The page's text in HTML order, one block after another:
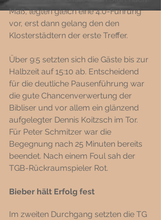
Maß, legten gleich eine 4:0-Führung
vor, erst dann gelang den den
Klosterstädtern der erste Treffer.
Über 9:5 setzten sich die Gäste bis zur
Halbzeit auf 15:10 ab. Entscheidend
für die deutliche Pausenführung war
die gute Chancenverwertung der
Bibliser und vor allem ein glänzend
aufgelegter Dennis Koitzsch im Tor.
Für Peter Schmitzer war die
Begegnung nach 25 Minuten bereits
beendet. Nach einem Foul sah der
TGB-Rückraumspieler Rot.
Bieber hält Erfolg fest
Im zweiten Durchgang setzten die TG